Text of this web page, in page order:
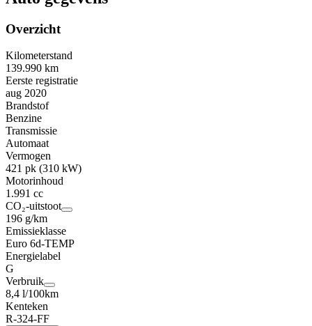
Overzicht
Kilometerstand
139.990 km
Eerste registratie
aug 2020
Brandstof
Benzine
Transmissie
Automaat
Vermogen
421 pk (310 kW)
Motorinhoud
1.991 cc
CO₂-uitstoot
196 g/km
Emissieklasse
Euro 6d-TEMP
Energielabel
G
Verbruik
8,4 l/100km
Kenteken
R-324-FF